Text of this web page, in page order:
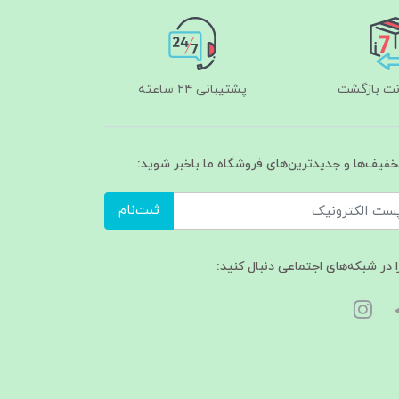
پشتیبانی ۲۴ ساعته
و جدیدترین‌های فروشگاه ما باخبر شوید:
ثبت‌نام
در شبکه‌های اجتماعی دنبال کنید: